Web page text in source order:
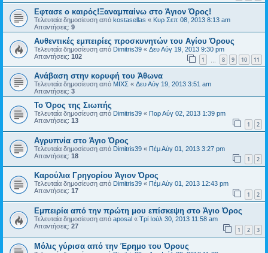
Εφτασε ο καιρός!Ξαναμπαίνω στο Άγιον Όρος!
Τελευταία δημοσίευση από kostasellas « Κυρ Σεπ 08, 2013 8:13 am
Απαντήσεις: 9
Αυθεντικές εμπειρίες προσκυνητών του Αγίου Όρους
Τελευταία δημοσίευση από Dimitris39 « Δευ Αύγ 19, 2013 9:30 pm
Απαντήσεις: 102 1 8 9 10 11
Ανάβαση στην κορυφή του Άθωνα
Τελευταία δημοσίευση από ΜΙΧΣ « Δευ Αύγ 19, 2013 3:51 am
Απαντήσεις: 3
Το Όρος της Σιωπής
Τελευταία δημοσίευση από Dimitris39 « Παρ Αύγ 02, 2013 1:39 pm
Απαντήσεις: 13 1 2
Αγρυπνία στο Άγιο Όρος
Τελευταία δημοσίευση από Dimitris39 « Πέμ Αύγ 01, 2013 3:27 pm
Απαντήσεις: 18 1 2
Καρούλια Γρηγορίου Άγιον Όρος
Τελευταία δημοσίευση από Dimitris39 « Πέμ Αύγ 01, 2013 12:43 pm
Απαντήσεις: 17 1 2
Εμπειρία από την πρώτη μου επίσκεψη στο Άγιο Όρος
Τελευταία δημοσίευση από aposal « Τρί Ιούλ 30, 2013 11:58 am
Απαντήσεις: 27 1 2 3
Μόλις γύρισα από την Έρημο του Όρους